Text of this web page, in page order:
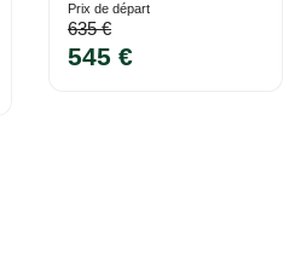
Prix ​​de départ
635 €
545 €